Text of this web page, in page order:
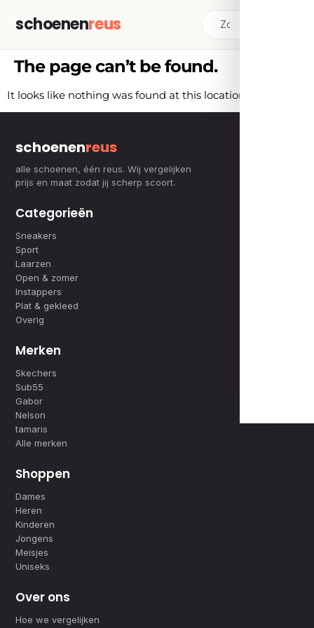
schoenenreus
The page can’t be found.
It looks like nothing was found at this location.
schoenenreus
alle schoenen, één reus. Wij vergelijken
prijs en maat zodat jij scherp scoort.
Categorieën
Sneakers
Sport
Laarzen
Open & zomer
Instappers
Plat & gekleed
Overig
Merken
Skechers
Sub55
Gabor
Nelson
tamaris
Alle merken
Shoppen
Dames
Heren
Kinderen
Jongens
Meisjes
Uniseks
Over ons
Hoe we vergelijken